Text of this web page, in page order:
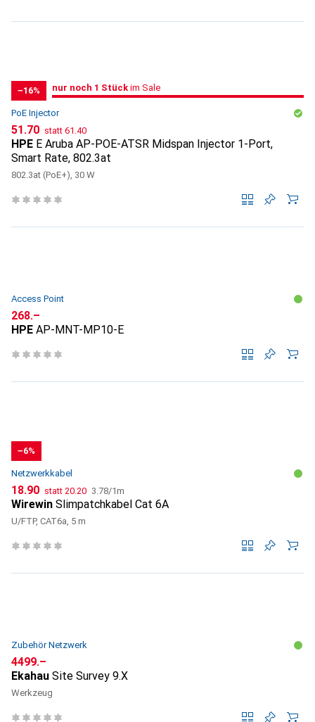
−16% noch 1 Stück im Sale
nur noch 1 Stück im Sale
PoE Injector
CHF
51.70 statt CHF
61.40
HPE E Aruba AP-POE-ATSR Midspan Injector 1-Port,
Smart Rate, 802.3at
802.3at (PoE+), 30 W
Access Point
CHF
268.–
HPE AP-MNT-MP10-E
−6%
Netzwerkkabel
CHF
18.90 statt CHF
20.20 CHF
3.78/1m
Wirewin Slimpatchkabel Cat 6A
U/FTP, CAT6a, 5 m
Zubehör Netzwerk
CHF
4499.–
Ekahau Site Survey 9.X
Werkzeug